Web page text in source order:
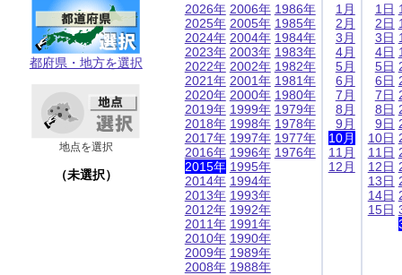
都府県・地方を選択
地点を選択
（未選択）
2026年
2025年
2024年
2023年
2022年
2021年
2020年
2019年
2018年
2017年
2016年
2015年
2014年
2013年
2012年
2011年
2010年
2009年
2008年
2006年
2005年
2004年
2003年
2002年
2001年
2000年
1999年
1998年
1997年
1996年
1995年
1994年
1993年
1992年
1991年
1990年
1989年
1988年
1986年
1985年
1984年
1983年
1982年
1981年
1980年
1979年
1978年
1977年
1976年
1月
2月
3月
4月
5月
6月
7月
8月
9月
10月
11月
12月
1日
2日
3日
4日
5日
6日
7日
8日
9日
10日
11日
12日
13日
14日
15日